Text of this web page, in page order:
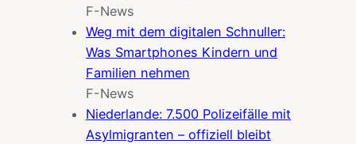
F-News
Weg mit dem digitalen Schnuller:
Was Smartphones Kindern und
Familien nehmen
F-News
Niederlande: 7.500 Polizeifälle mit
Asylmigranten – offiziell bleibt